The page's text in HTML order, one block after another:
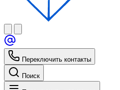
Переключить контакты
Поиск